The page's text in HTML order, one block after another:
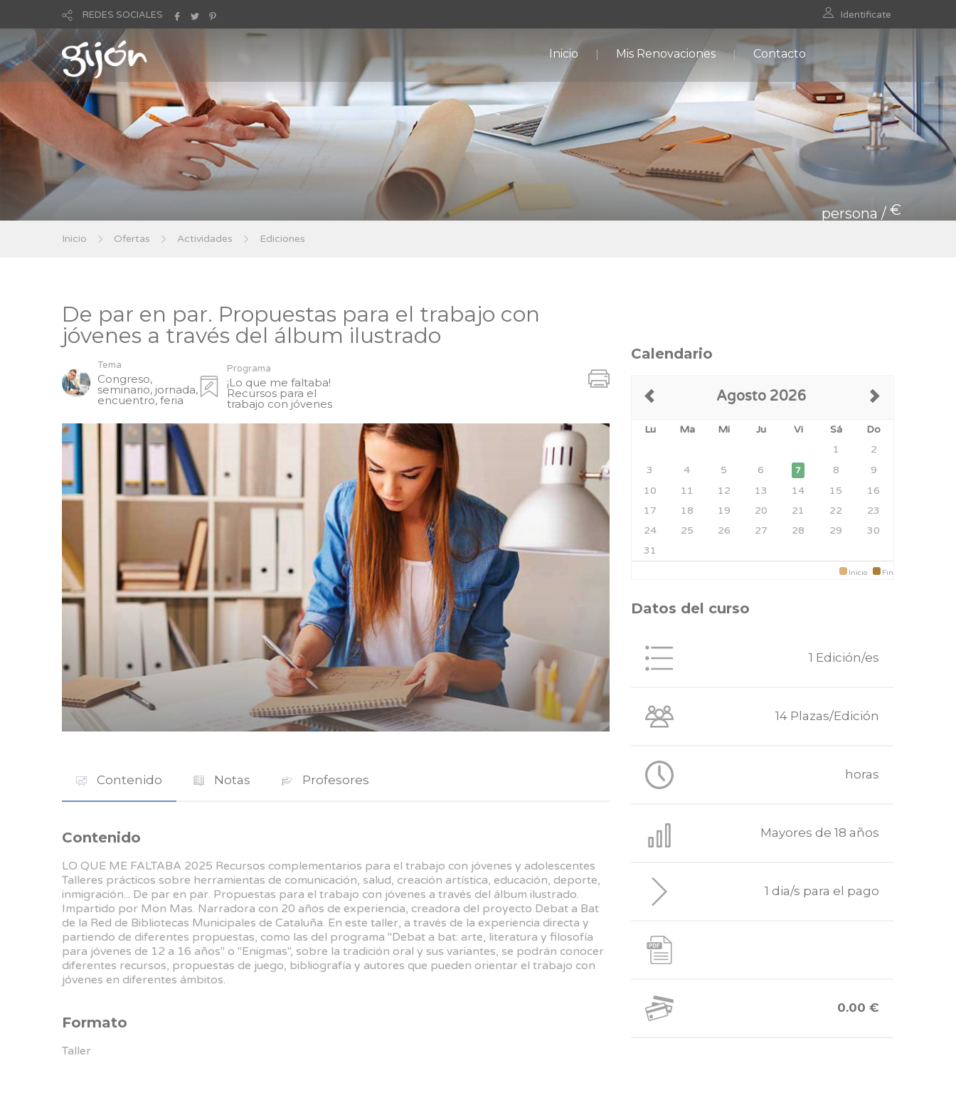
REDES SOCIALES Identificate
Inicio Mis Renovaciones Contacto
persona / €
Inicio Ofertas Actividades Ediciones
De par en par. Propuestas para el trabajo con
jóvenes a través del álbum ilustrado
Tema
Congreso,
seminario, jornada,
encuentro, feria
Programa
¡Lo que me faltaba!
Recursos para el
trabajo con jóvenes
Contenido Notas Profesores
Contenido
LO QUE ME FALTABA 2025 Recursos complementarios para el trabajo con jóvenes y adolescentes
Talleres prácticos sobre herramientas de comunicación, salud, creación artística, educación, deporte,
inmigración... De par en par. Propuestas para el trabajo con jóvenes a través del álbum ilustrado.
Impartido por Mon Mas. Narradora con 20 años de experiencia, creadora del proyecto Debat a Bat
de la Red de Bibliotecas Municipales de Cataluña. En este taller, a través de la experiencia directa y
partiendo de diferentes propuestas, como las del programa "Debat a bat: arte, literatura y filosofía
para jóvenes de 12 a 16 años" o "Enigmas", sobre la tradición oral y sus variantes, se podrán conocer
diferentes recursos, propuestas de juego, bibliografía y autores que pueden orientar el trabajo con
jóvenes en diferentes ámbitos.
Formato
Taller
Calendario
Agosto 2026
Lu Ma Mi Ju Vi Sá
Do
1
2
3
4 5 6 7 8
9
10
11 12 13 14 15
16
17
18 19 20 21 22
23
24
25 26 27 28 29
30
31
Inicio Fin
Datos del curso
1 Edición/es
14 Plazas/Edición
horas
Mayores de 18 años
1 dia/s para el pago
0.00 €